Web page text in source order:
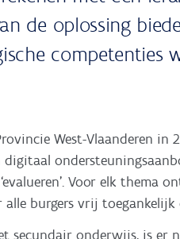
de oplossing
competenties
West-Vlaanderen
digitaal
‘evalueren’. Voor elk thema
burgers vrij
secundair onderwijs, is er